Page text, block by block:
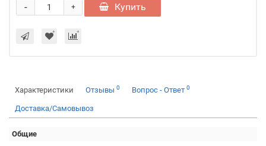
+
- Купить
Характеристики Отзывы 0 Вопрос - Ответ 0
Доставка/Самовывоз
Общие